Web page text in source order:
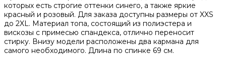
которых есть строгие оттенки синего, а также яркие
красный и розовый. Для заказа доступны размеры от XXS
до 2XL. Материал топа, состоящий из полиэстера и
вискозы с примесью спандекса, отлично переносит
стирку. Внизу модели расположены два кармана для
самого необходимого. Длина по спинке 69 см.